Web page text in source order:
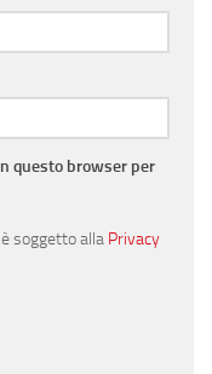
questo browser per
soggetto alla Privacy